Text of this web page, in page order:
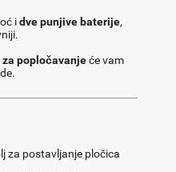
idve punjive baterije,
popločavanjeće vam
za postavljanje pločica